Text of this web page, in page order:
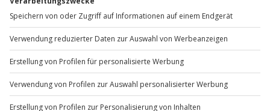
Mo-Fr: 9-17 Uhr
b2b@jochen-schweizer.de
www.b2b.jochen-schweizer.de/
Artikelnummer:38793